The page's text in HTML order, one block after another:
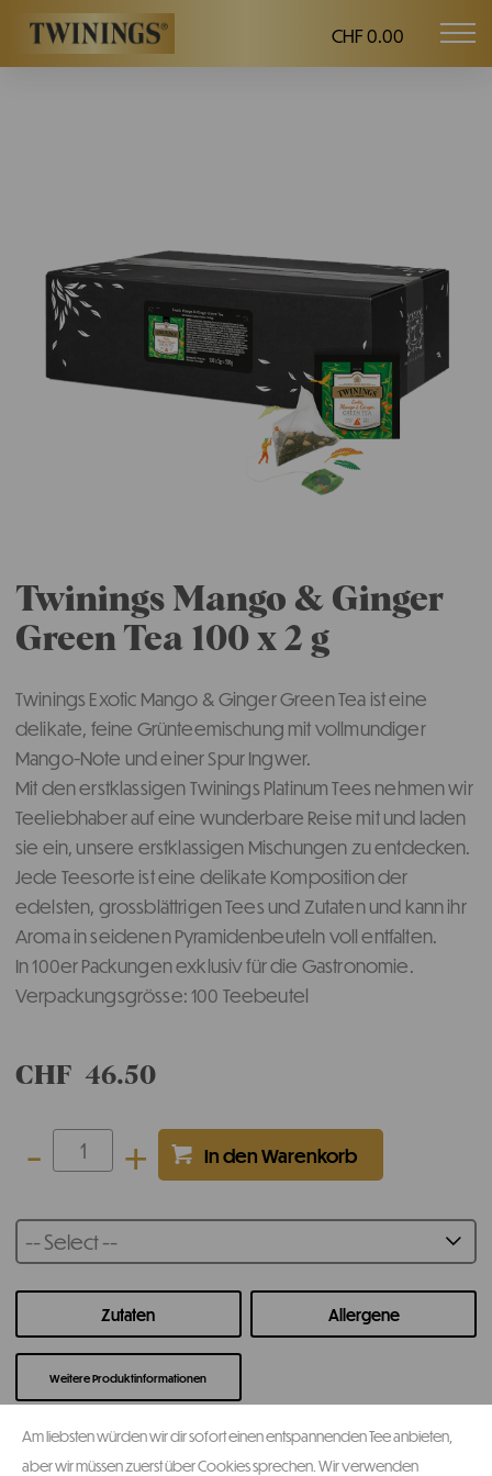
Twinings.ch
CHF 0.00
Twinings Mango & Ginger
Green Tea 100 x 2 g
Twinings Exotic Mango & Ginger Green Tea ist eine
delikate, feine Grünteemischung mit vollmundiger
Mango-Note und einer Spur Ingwer.
Mit den erstklassigen Twinings Platinum Tees nehmen wir
Teeliebhaber auf eine wunderbare Reise mit und laden
sie ein, unsere erstklassigen Mischungen zu entdecken.
Jede Teesorte ist eine delikate Komposition der
edelsten, grossblättrigen Tees und Zutaten und kann ihr
Aroma in seidenen Pyramidenbeuteln voll entfalten.
In 100er Packungen exklusiv für die Gastronomie.
Verpackungsgrösse: 100 Teebeutel
CHF 46.50
- +
-- Select --
Zutaten Allergene
Weitere Produktinformationen
Am liebsten würden wir dir sofort einen entspannenden Tee anbieten,
aber wir müssen zuerst über Cookies sprechen. Wir verwenden